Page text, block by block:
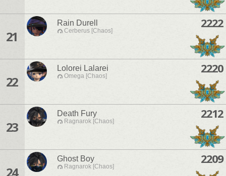
21
Rain Durell
Cerberus [Chaos]
2222
22
Lolorei Lalarei
Omega [Chaos]
2220
23
Death Fury
Ragnarok [Chaos]
2212
24
Ghost Boy
Ragnarok [Chaos]
2209